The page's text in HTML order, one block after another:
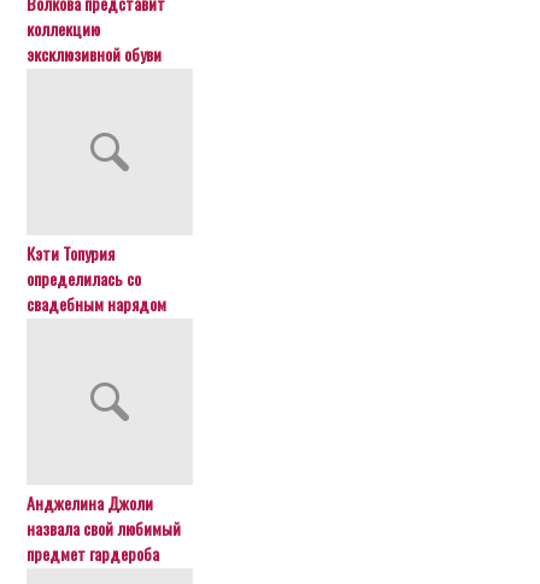
коллекцию
эксклюзивной обуви
Кэти Топурия
определилась со
свадебным нарядом
Анджелина Джоли
назвала свой любимый
предмет гардероба